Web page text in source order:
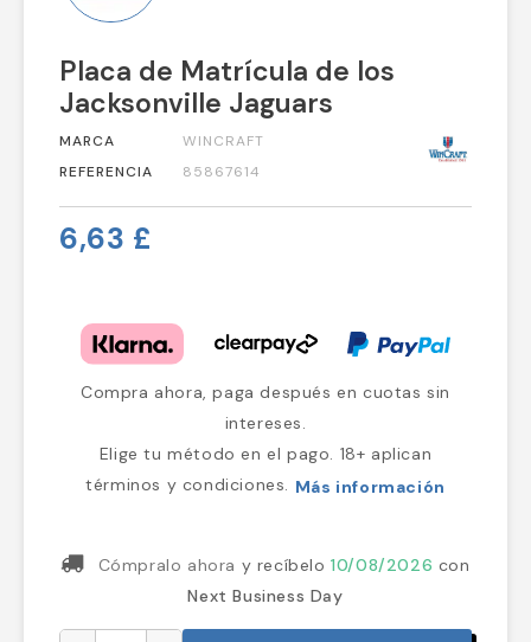
Placa de Matrícula de los
Jacksonville Jaguars
MARCA
WINCRAFT
REFERENCIA
85867614
6,63 £
Compra ahora, paga después en cuotas sin
intereses.
Elige tu método en el pago. 18+ aplican
términos y condiciones. Más información
Cómpralo ahora y recíbelo10/08/2026 con
Next Business Day